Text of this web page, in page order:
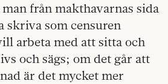
från makthavarnas sida
skriva som censuren
arbeta med att sitta och
och sägs; om det går att
är det mycket mer